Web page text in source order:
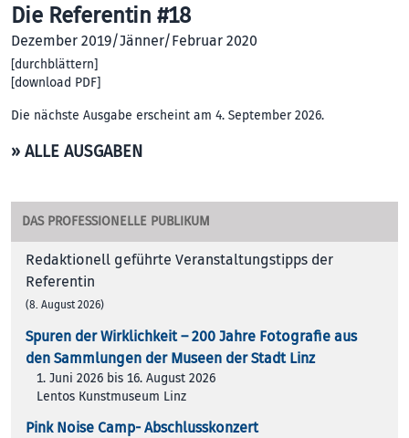
Die Referentin #18
Dezember 2019/Jänner/Februar 2020
[durchblättern]
[download PDF]
Die nächste Ausgabe erscheint am 4. September 2026.
» ALLE AUSGABEN
DAS PROFESSIONELLE PUBLIKUM
Redaktionell geführte Veranstaltungstipps der
Referentin
(8. August 2026)
Spuren der Wirklichkeit – 200 Jah­re Foto­gra­fie aus
den Samm­lun­gen der Muse­en der Stadt Linz
1. Juni 2026 bis 16. August 2026
Lentos Kunstmuseum Linz
Pink Noise Camp- Abschlusskonzert